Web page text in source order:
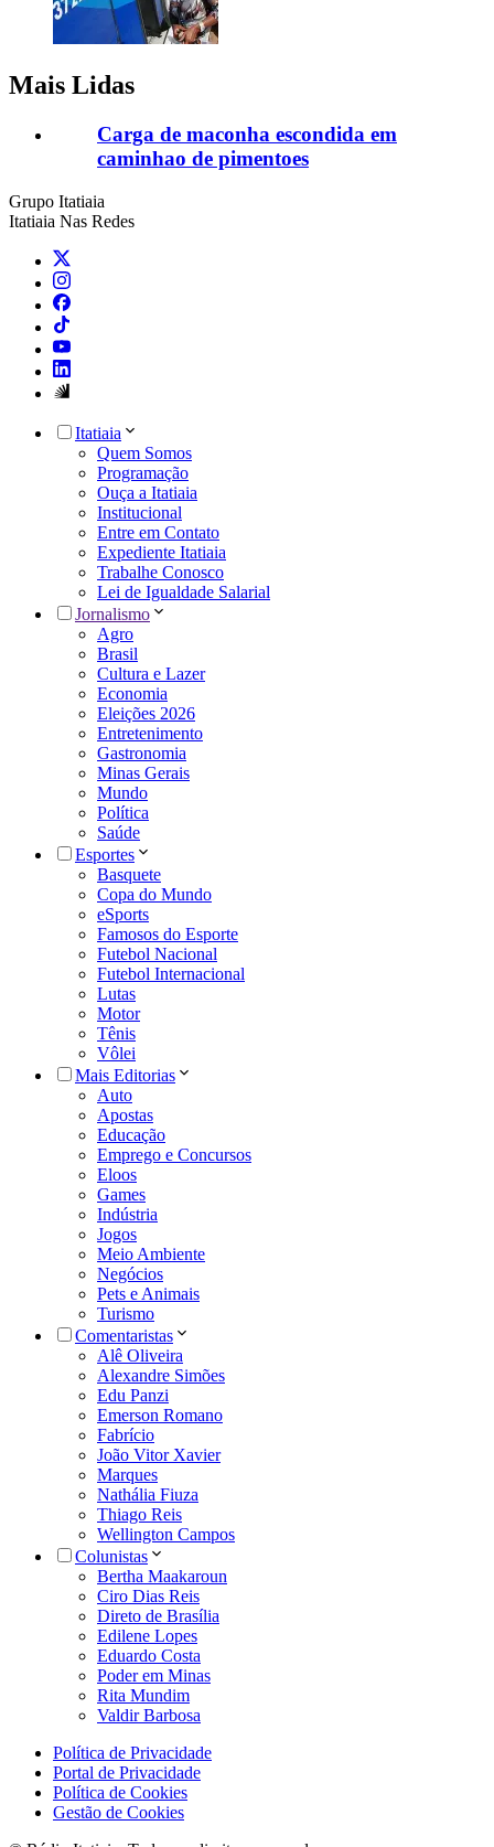
Mais Lidas
Carga de maconha escondida em
caminhao de pimentoes
Grupo Itatiaia
Itatiaia Nas Redes
Itatiaia
Quem Somos
Programação
Ouça a Itatiaia
Institucional
Entre em Contato
Expediente Itatiaia
Trabalhe Conosco
Lei de Igualdade Salarial
Jornalismo
Agro
Brasil
Cultura e Lazer
Economia
Eleições 2026
Entretenimento
Gastronomia
Minas Gerais
Mundo
Política
Saúde
Esportes
Basquete
Copa do Mundo
eSports
Famosos do Esporte
Futebol Nacional
Futebol Internacional
Lutas
Motor
Tênis
Vôlei
Mais Editorias
Auto
Apostas
Educação
Emprego e Concursos
Eloos
Games
Indústria
Jogos
Meio Ambiente
Negócios
Pets e Animais
Turismo
Comentaristas
Alê Oliveira
Alexandre Simões
Edu Panzi
Emerson Romano
Fabrício
João Vitor Xavier
Marques
Nathália Fiuza
Thiago Reis
Wellington Campos
Colunistas
Bertha Maakaroun
Ciro Dias Reis
Direto de Brasília
Edilene Lopes
Eduardo Costa
Poder em Minas
Rita Mundim
Valdir Barbosa
Política de Privacidade
Portal de Privacidade
Política de Cookies
Gestão de Cookies